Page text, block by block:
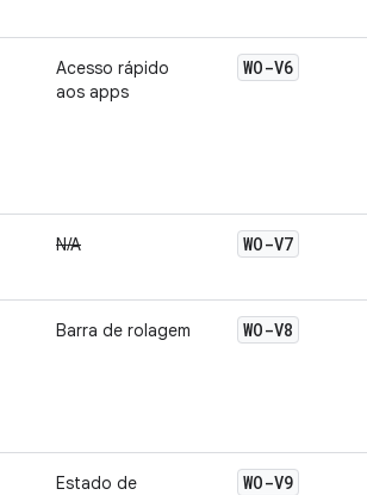
Acesso rápido
aos apps
WO-V6
N/A WO-V7
Barra de rolagem WO-V8
Estado de
WO-V9